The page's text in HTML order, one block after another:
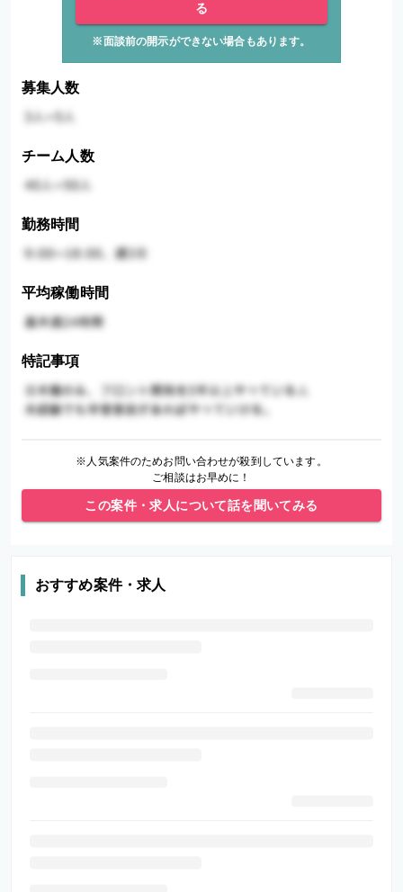
る
※面談前の開示ができない場合もあります。
募集人数
チーム人数
勤務時間
平均稼働時間
特記事項
※人気案件のためお問い合わせが殺到しています。
ご相談はお早めに！
この案件・求人について話を聞いてみる
おすすめ案件・求人